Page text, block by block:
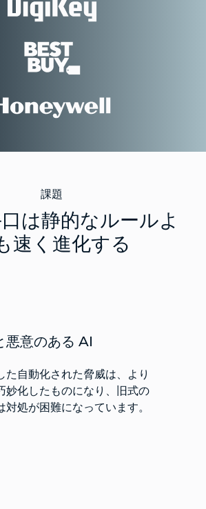
課題
は静的なルールよ
速く進化する
悪意のある AI
た自動化された脅威は、より
妙化したものになり、旧式の
対処が困難になっています。